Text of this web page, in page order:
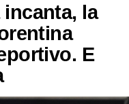
la
E